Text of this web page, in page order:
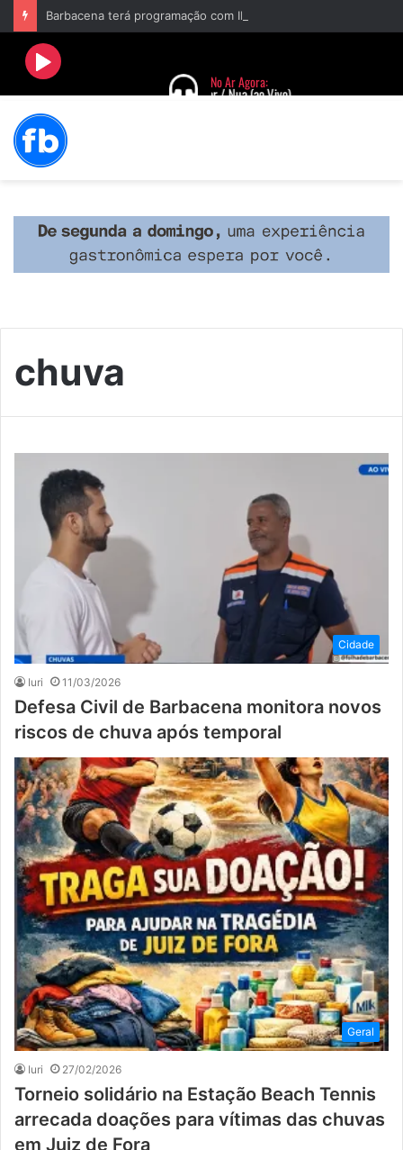
chuva
Cidade
Iuri 11/03/2026
Defesa Civil de Barbacena monitora novos
riscos de chuva após temporal
Geral
Iuri 27/02/2026
Torneio solidário na Estação Beach Tennis
arrecada doações para vítimas das chuvas
em Juiz de Fora